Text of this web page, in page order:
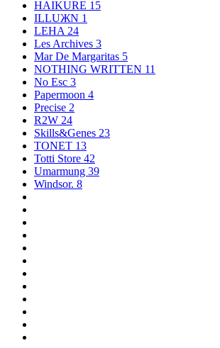
HAIKURE 15
ILLUЖN 1
LEHA 24
Les Archives 3
Mar De Margaritas 5
NOTHING WRITTEN 11
No Esc 3
Papermoon 4
Precise 2
R2W 24
Skills&Genes 23
TONET 13
Totti Store 42
Umarmung 39
Windsor. 8